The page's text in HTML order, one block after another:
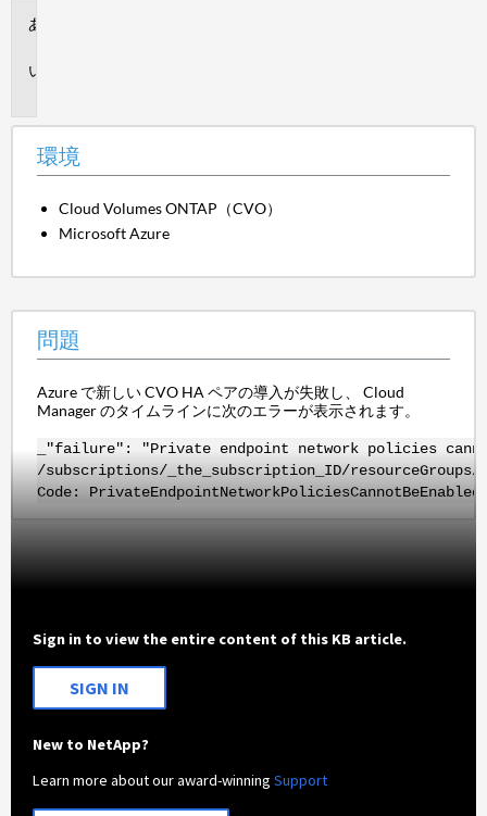
環境
Cloud Volumes ONTAP（CVO）
Microsoft Azure
問題
Azure で新しい CVO HA ペアの導入が失敗し、 Cloud
Manager のタイムラインに次のエラーが表示されます。
_"failure": "Private endpoint network policies
/subscriptions/_the_subscription_ID/
Code:
Sign in to view the entire content of this KB article.
SIGN IN
New to NetApp?
Learn more about our award-winningSupport